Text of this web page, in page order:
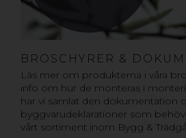
BROSCHYRER &
Läs mer om produkterna i våra
info om hur de monteras i
har vi samlat den dokumentation
byggvarudeklarationer som
vårt sortiment inom Bygg &